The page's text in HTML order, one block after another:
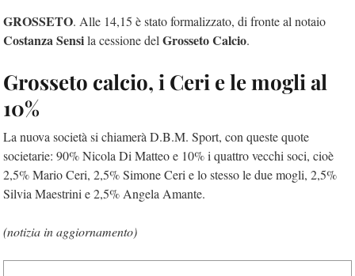
GROSSETO. Alle 14,15 è stato formalizzato, di fronte al notaio
Costanza Sensila cessione del Grosseto Calcio.
Grosseto calcio, i Ceri e le mogli al
10%
La nuova società si chiamerà D.B.M. Sport, con queste quote
societarie: 90% Nicola Di Matteo e 10% i quattro vecchi soci, cioè
2,5% Mario Ceri, 2,5% Simone Ceri e lo stesso le due mogli, 2,5%
Silvia Maestrini e 2,5% Angela Amante.
(notizia in aggiornamento)